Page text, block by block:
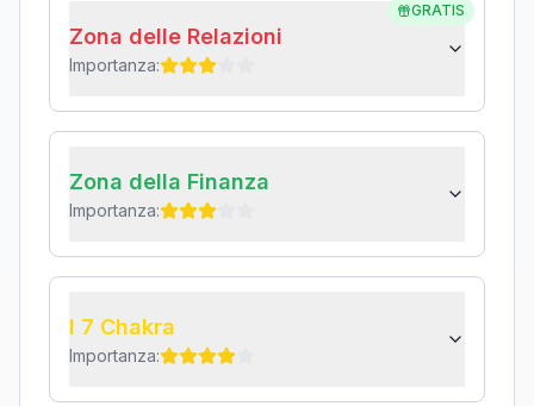
GRATIS
Zona delle Relazioni
Importanza:
Zona della Finanza
Importanza:
I 7 Chakra
Importanza: